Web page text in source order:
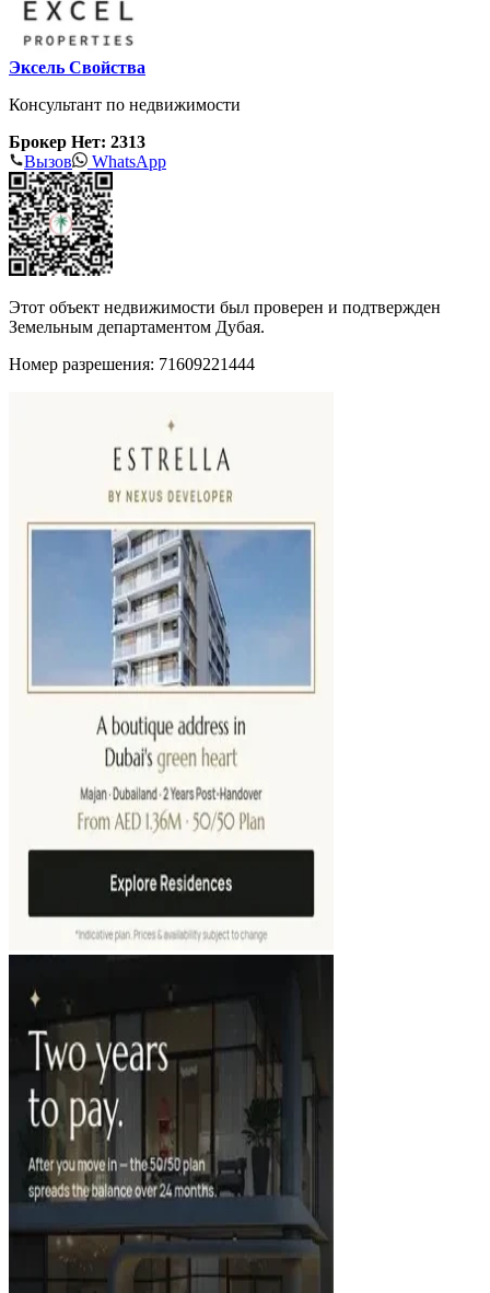
Эксель Свойства
Консультант по недвижимости
Брокер Нет: 2313
Вызов
WhatsApp
Этот объект недвижимости был проверен и подтвержден
Земельным департаментом Дубая.
Номер разрешения: 71609221444